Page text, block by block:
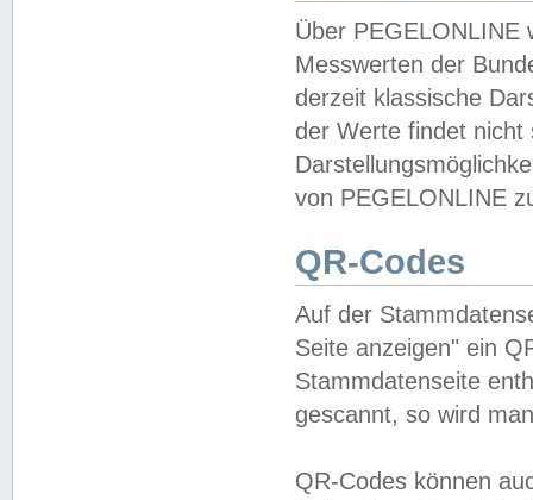
Über PEGELONLINE
Messwerten der
derzeit klassische
der Werte findet
von PEGELONLINE
QR-Codes
Auf der
Seite anzeigen" ein
Stammdatenseite
gescannt, so wird
QR-Codes können